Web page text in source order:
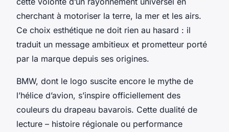
cherchant à motoriser la terre, la mer et les airs.
Ce choix esthétique ne doit rien au hasard : il
traduit un message ambitieux et prometteur porté
par la marque depuis ses origines.
BMW, dont le logo suscite encore le mythe de
l’hélice d’avion, s’inspire officiellement des
couleurs du drapeau bavarois. Cette dualité de
lecture – histoire régionale ou performance